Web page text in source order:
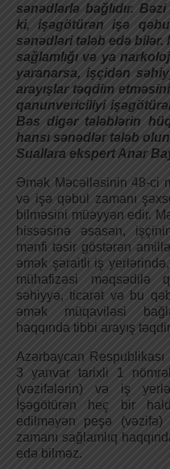
sənədlərlə bağlıdır.
ki, işəgötürən işə
sənədləri tələb edə
sağlamlığı və ya
yaranarsa, işçidən
arayışlar təqdim
qanunvericiliyi
Bəs digər tələblərin
hansı sənədlər tələb
Suallara ekspert Anar
Әmək Məcəlləsinin 48-ci
və işə qəbul zamanı
bilməsini müəyyən edir.
hissəsinə əsasən,
mənfi təsir göstərən
əmək şəraitli iş
mühafizəsi məqsədilə
səhiyyə, ticarət və bu
əmək müqaviləsi
haqqında tibbi arayış
Azərbaycan
3 yanvar tarixli 1
(vəzifələrin) və iş
İşəgötürən heç bir
edilməyən peşə
zamanı sağlamlıq
edə bilməz.